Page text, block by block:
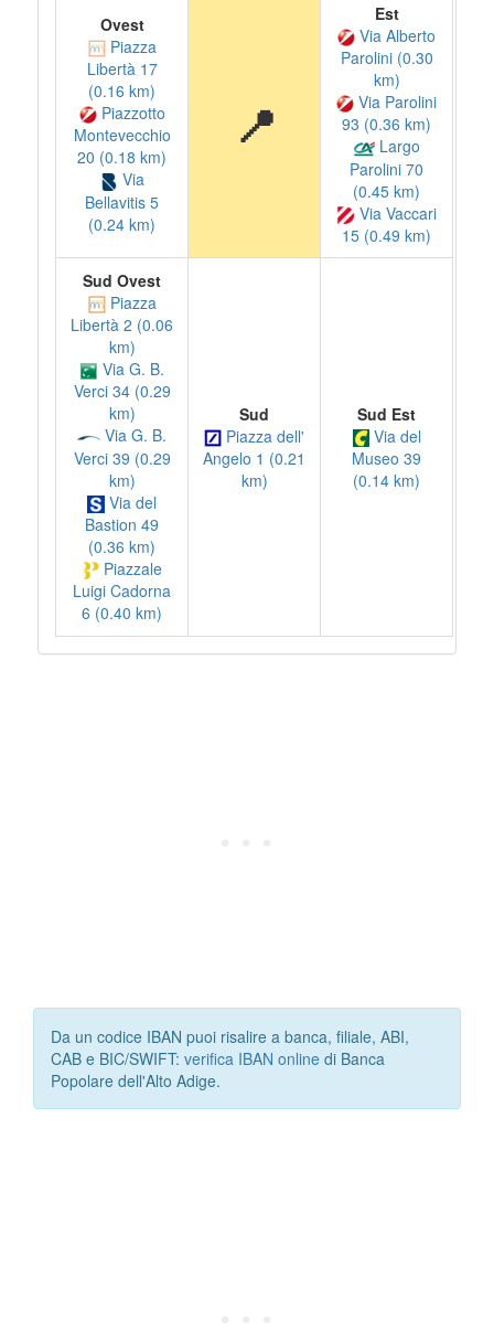
Ovest
Piazza
Libertà 17
(0.16 km)
Piazzotto
Montevecchio
20 (0.18 km)
Via
Bellavitis 5
(0.24 km)
📍
Est
Via Alberto
Parolini (0.30
km)
Via Parolini
93 (0.36 km)
Largo
Parolini 70
(0.45 km)
Via Vaccari
15 (0.49 km)
Sud Ovest
Piazza
Libertà 2 (0.06
km)
Via G. B.
Verci 34 (0.29
km)
Via G. B.
Verci 39 (0.29
km)
Via del
Bastion 49
(0.36 km)
Piazzale
Luigi Cadorna
6 (0.40 km)
Sud
Piazza dell'
Angelo 1 (0.21
km)
Sud Est
Via del
Museo 39
(0.14 km)
Da un codice IBAN puoi risalire a banca, filiale, ABI,
CAB e BIC/SWIFT: verifica IBAN online di Banca
Popolare dell'Alto Adige.